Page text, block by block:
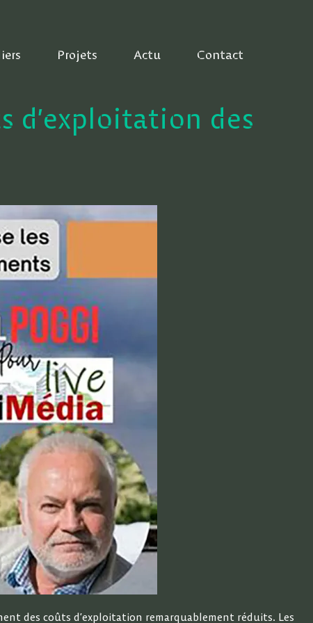
Projets Actu Contact
d’exploitation des
des coûts d’exploitation remarquablement réduits. Les